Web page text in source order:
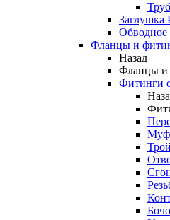
Заглушка
Обводное
Фланцы и
Назад
Фланцы и
Фитинги